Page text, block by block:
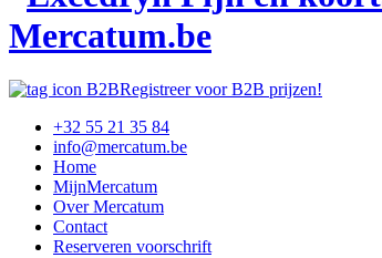
Mercatum.be
Registreer voor B2B prijzen!
+32 55 21 35 84
info@mercatum.be
Home
MijnMercatum
Over Mercatum
Contact
Reserveren voorschrift